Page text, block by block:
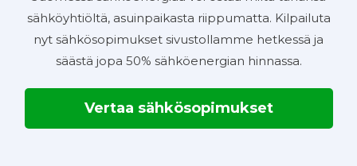
sähköyhtiöltä, asuinpaikasta riippumatta. Kilpailuta
nyt sähkösopimukset sivustollamme hetkessä ja
säästä jopa 50% sähköenergian hinnassa.
Vertaa sähkösopimukset